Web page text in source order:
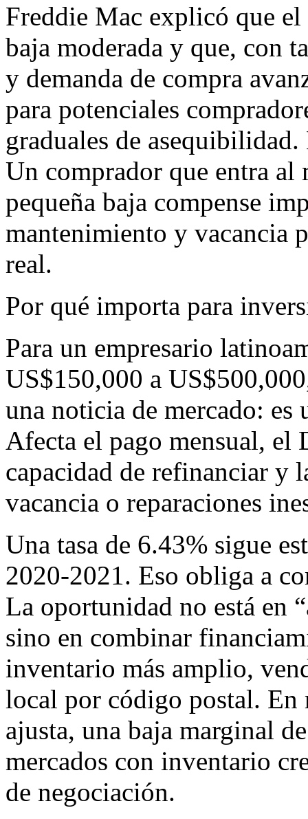
Freddie Mac explicó que
baja moderada y que, con
y demanda de compra
para potenciales
graduales de
Un comprador que entra al
pequeña baja compense
mantenimiento y vacancia
real.
Por qué importa para
Para un empresario
US$150,000 a
una noticia de mercado:
Afecta el pago mensual, el
capacidad de refinanciar y
vacancia o reparaciones
Una tasa de 6.43% sigue
2020-2021. Eso obliga a
La oportunidad no está en
sino en combinar
inventario más amplio,
local por código postal. En
ajusta, una baja marginal
mercados con inventario
de negociación.